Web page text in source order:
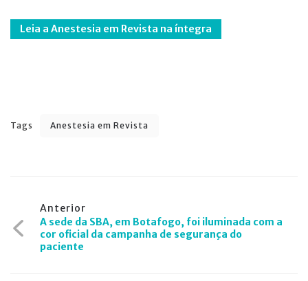
Leia a Anestesia em Revista na íntegra
Tags Anestesia em Revista
Navegação
de
Anterior
A sede da SBA, em Botafogo, foi iluminada com a
cor oficial da campanha de segurança do
paciente